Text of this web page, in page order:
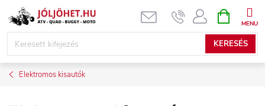
Ugrás
KERESÉS
KOSÁR
Elektromos kisautók